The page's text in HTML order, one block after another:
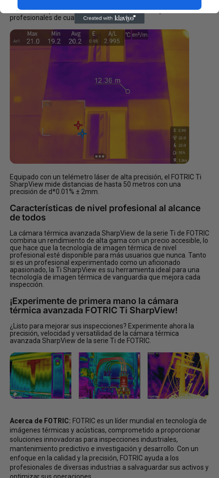
eficiente, lo que la convierte en un activo versátil para
profesionales de cualquier industria.
Equipado con un telémetro láser de alta precisión, el FOTRIC Ti
SharpView mide distancias de hasta 50 metros con una
precisión de d*0.01% ± 2mm.
Características de nivel profesional al alcance
de todos
La cámara térmica avanzada SharpView de la serie Ti de FOTRIC
combina un rendimiento de alta gama con un precio accesible, lo
que hace que la tecnología de imagen térmica de nivel
profesional esté disponible para más usuarios que nunca. Tanto
si es un profesional experimentado como un aficionado
apasionado, la Ti SharpView es su herramienta ideal para una
tecnología de imagen térmica de vanguardia que mejora cada
inspección.
¡Experimente de primera mano la cámara
térmica avanzada FOTRIC Ti SharpView!
¿Listo para mejorar sus inspecciones? Experimente ahora la
precisión, velocidad y versatilidad de la cámara térmica
avanzada SharpView de la serie Ti de FOTRIC.
Acerca de FOTRIC: FOTRIC es un líder mundial en tecnología de
imágenes térmicas y acústicas, comprometido a proporcionar
soluciones innovadoras para inspecciones industriales,
mantenimiento predictivo e investigación y desarrollo. Con un
enfoque en la calidad y la precisión, FOTRIC ayuda a los
profesionales de diversas industrias a salvaguardar sus activos y
optimizar sus operaciones.